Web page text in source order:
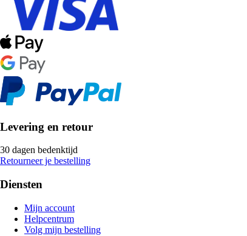
Levering en retour
30 dagen bedenktijd
Retourneer je bestelling
Diensten
Mijn account
Helpcentrum
Volg mijn bestelling